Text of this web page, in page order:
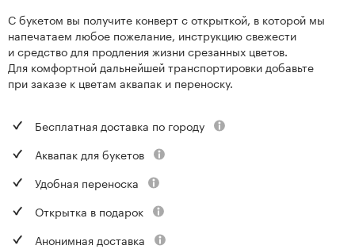
С букетом вы получите конверт с открыткой, в которой мы
напечатаем любое пожелание, инструкцию свежести
и средство для продления жизни срезанных цветов.
Для комфортной дальнейшей транспортировки добавьте
при заказе к цветам аквапак и переноску.
Бесплатная доставка по городу
Аквапак для букетов
Удобная переноска
Открытка в подарок
Анонимная доставка